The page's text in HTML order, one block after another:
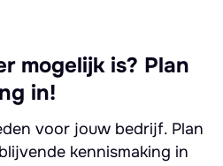
mogelijk is? Plan
in!
voor jouw bedrijf. Plan
kennismaking in